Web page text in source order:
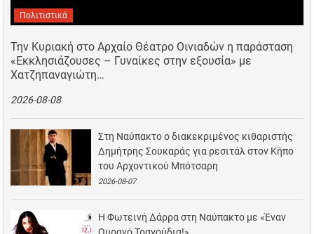
Πολιτιστικά
Την Κυριακή στο Αρχαίο Θέατρο Οινιαδών η παράσταση
«Εκκλησιάζουσες – Γυναίκες στην εξουσία» με
Χατζηπαναγιώτη…
2026-08-08
Στη Ναύπακτο ο διακεκριμένος κιθαριστής
Δημήτρης Σουκαράς για ρεσιτάλ στον Κήπο
του Αρχοντικού Μπότσαρη
2026-08-07
Η Φωτεινή Δάρρα στη Ναύπακτο με «Έναν